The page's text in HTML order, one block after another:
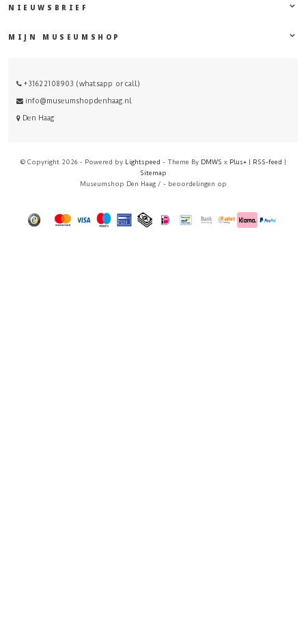
NIEUWSBRIEF
MIJN MUSEUMSHOP
+31622108903 (whatsapp or call)
info@museumshopdenhaag.nl
Den Haag
© Copyright 2026 - Powered by Lightspeed - Theme By DMWS x Plus+| RSS-feed |
Sitemap
Museumshop Den Haag / - beoordelingen op